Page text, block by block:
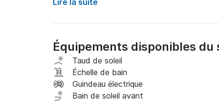
Le prix comprend le skipper. Le bateau est
Notre Top Line est situé à Lefkada, une île
Ionienne. Elle est connue depuis l'antiquité
Si vous décidez de faire un voyage autour
par la nature agitée et les eaux calmes.
Vous pouvez nous envoyer un message et
laissée sans réponse.
Lire la suite
Équipements disponibles du
Taud de soleil
Échelle de bain
Guindeau électrique
Bain de soleil avant